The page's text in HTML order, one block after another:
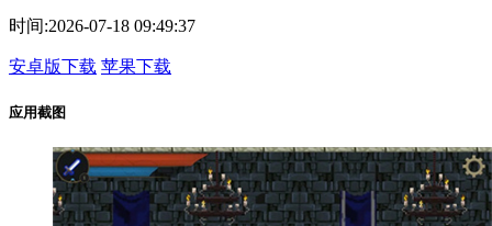
时间:2026-07-18 09:49:37
安卓版下载 苹果下载
应用截图